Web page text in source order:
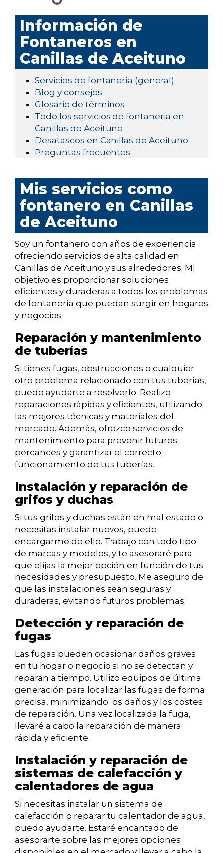
Información de
Fontaneros en
Canillas de Aceituno
Servicios de fontanería (general)
Blog y consejos
Glosario de términos
Todo los servicios de fontaneria en
Canillas de Aceituno
Desatascos en Canillas de Aceituno
Preguntas frecuentes
Mis servicios como
fontanero en Canillas
de Aceituno
Soy un fontanero con años de experiencia
ofreciendo servicios de alta calidad en
Canillas de Aceituno y sus alrededores. Mi
objetivo es proporcionar soluciones
eficientes y duraderas a todos los problemas
de fontanería que puedan surgir en hogares
y negocios.
Reparación y mantenimiento
de tuberías
Si tienes fugas, obstrucciones o cualquier
otro problema relacionado con tus tuberías,
puedo ayudarte a resolverlo. Realizo
reparaciones rápidas y eficientes, utilizando
las mejores técnicas y materiales del
mercado. Además, ofrezco servicios de
mantenimiento para prevenir futuros
percances y garantizar el correcto
funcionamiento de tus tuberías.
Instalación y reparación de
grifos y duchas
Si tus grifos y duchas están en mal estado o
necesitas instalar nuevos, puedo
encargarme de ello. Trabajo con todo tipo
de marcas y modelos, y te asesoraré para
que elijas la mejor opción en función de tus
necesidades y presupuesto. Me aseguro de
que las instalaciones sean seguras y
duraderas, evitando futuros problemas.
Detección y reparación de
fugas
Las fugas pueden ocasionar daños graves
en tu hogar o negocio si no se detectan y
reparan a tiempo. Utilizo equipos de última
generación para localizar las fugas de forma
precisa, minimizando los daños y los costes
de reparación. Una vez localizada la fuga,
llevaré a cabo la reparación de manera
rápida y eficiente.
Instalación y reparación de
sistemas de calefacción y
calentadores de agua
Si necesitas instalar un sistema de
calefacción o reparar tu calentador de agua,
puedo ayudarte. Estaré encantado de
asesorarte sobre las mejores opciones